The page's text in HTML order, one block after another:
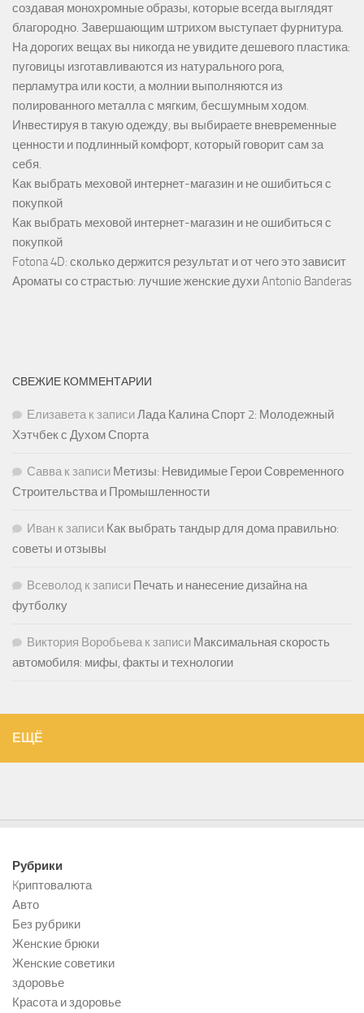
создавая монохромные образы, которые всегда выглядят
благородно. Завершающим штрихом выступает фурнитура.
На дорогих вещах вы никогда не увидите дешевого пластика:
пуговицы изготавливаются из натурального рога,
перламутра или кости, а молнии выполняются из
полированного металла с мягким, бесшумным ходом.
Инвестируя в такую одежду, вы выбираете вневременные
ценности и подлинный комфорт, который говорит сам за
себя.
Как выбрать меховой интернет-магазин и не ошибиться с
покупкой
Как выбрать меховой интернет-магазин и не ошибиться с
покупкой
Fotona 4D: сколько держится результат и от чего это зависит
Ароматы со страстью: лучшие женские духи Antonio Banderas
СВЕЖИЕ КОММЕНТАРИИ
Елизаветак записиЛада Калина Спорт 2: Молодежный
Хэтчбек с Духом Спорта
Саввак записи Метизы: Невидимые Герои Современного
Строительства и Промышленности
Иван к записи Как выбрать тандыр для дома правильно:
советы и отзывы
Всеволод к записи Печать и нанесение дизайна на
футболку
Виктория Воробьевак записи Максимальная скорость
автомобиля: мифы, факты и технологии
ЕЩЁ
Рубрики
Kриптовалюта
Авто
Без рубрики
Женские брюки
Женские советики
здоровье
Красота и здоровье